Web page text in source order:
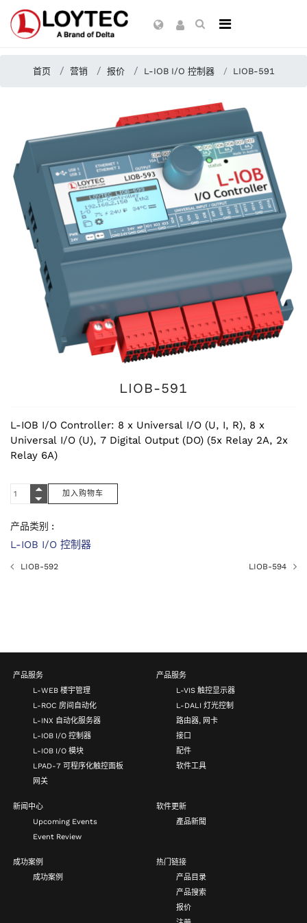
首页 营销 报价 L-IOB I/O 控制器 LIOB-591
LIOB-591
L-IOB I/O Controller: 8 x Universal I/O (U, I, R), 8 x
Universal I/O (U), 7 Digital Output (DO) (5x Relay 2A, 2x
Relay 6A)
产品类别 :
L-IOB I/O 控制器
LIOB-592 LIOB-594
产品服务
L-WEB 楼宇管理
L-ROC 房间自动化
L-INX 自动化服务器
L-IOB I/O 控制器
L-IOB I/O 模块
LPAD-7 可程序化触控面板
网关
产品服务
L-VIS 触控显示器
L-DALI 灯光控制
路由器, 网卡
接口
配件
软件工具
新闻中心
Upcoming Events
Event Review
软件更新
產品新聞
成功案例
成功案例
热门链接
产品目录
产品搜索
报价